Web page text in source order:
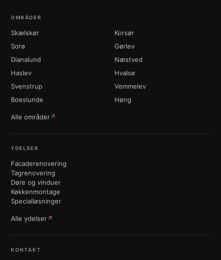
OMRÅDER
Skælskør
Korsør
Sorø
Gørlev
Dianalund
Næstved
Haslev
Hvalsø
Svenstrup
Vemmelev
Boeslunde
Høng
Alle områder↗
YDELSER
Facaderenovering
Tagrenovering
Døre og vinduer
Køkkenmontage
Specialløsninger
Alle ydelser↗
KONTAKT